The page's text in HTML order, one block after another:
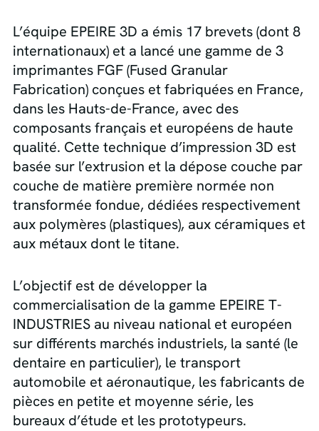
L’équipe EPEIRE 3D a émis 17 brevets (dont 8
internationaux) et a lancé une gamme de 3
imprimantes FGF (Fused Granular
Fabrication) conçues et fabriquées en France,
dans les Hauts-de-France, avec des
composants français et européens de haute
qualité. Cette technique d’impression 3D est
basée sur l’extrusion et la dépose couche par
couche de matière première normée non
transformée fondue, dédiées respectivement
aux polymères (plastiques), aux céramiques et
aux métaux dont le titane.
L’objectif est de développer la
commercialisation de la gamme EPEIRE T-
INDUSTRIES au niveau national et européen
sur différents marchés industriels, la santé (le
dentaire en particulier), le transport
automobile et aéronautique, les fabricants de
pièces en petite et moyenne série, les
bureaux d’étude et les prototypeurs.